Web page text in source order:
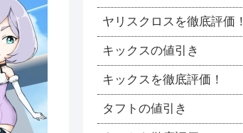
ヤリスクロスを徹底評価！
キックスの値引き
キックスを徹底評価！
タフトの値引き